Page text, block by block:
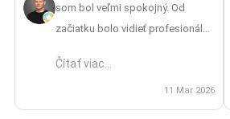
som bol veľmi spokojný. Od
začiatku bolo vidieť profesionálny
finálnu montáž. Oceňujem aj to, že
mi pripravili 3D vizualizáciu, vďaka
ktorej som si vedel lepšie
Čítať viac...
11 Mar 2026